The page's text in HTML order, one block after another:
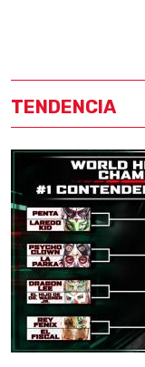
TENDENCIA